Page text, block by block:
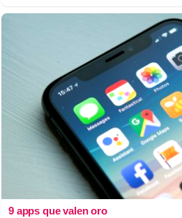
9 apps que valen oro